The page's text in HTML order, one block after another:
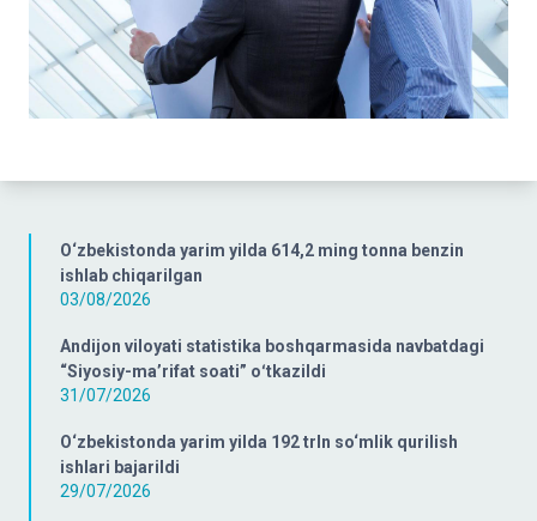
O‘zbekistonda yarim yilda 614,2 ming tonna benzin
ishlab chiqarilgan
03/08/2026
Andijon viloyati statistika boshqarmasida navbatdagi
“Siyosiy-ma’rifat soati” oʻtkazildi
31/07/2026
O‘zbekistonda yarim yilda 192 trln so‘mlik qurilish
ishlari bajarildi
29/07/2026